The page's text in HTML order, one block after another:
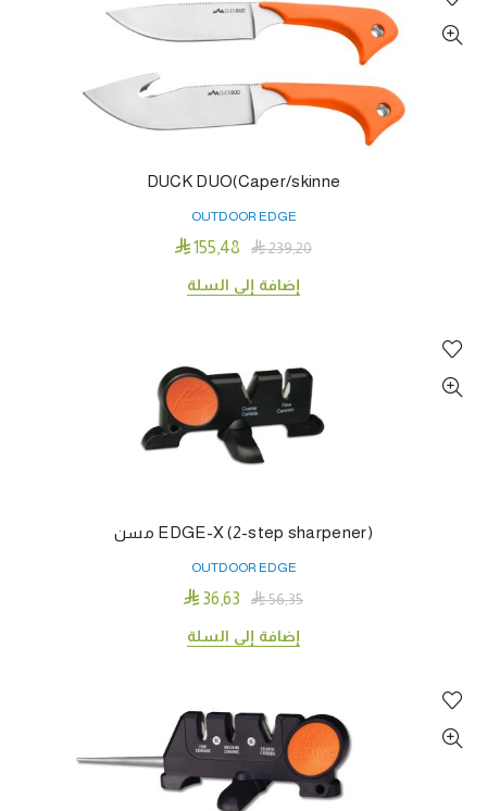
DUCK DUO(Caper/skinne
OUTDOOR EDGE

239٫20  155٫48
إضافة إلى السلة
EDGE-X (2-step sharpener) مسن
OUTDOOR EDGE

56٫35  36٫63
إضافة إلى السلة